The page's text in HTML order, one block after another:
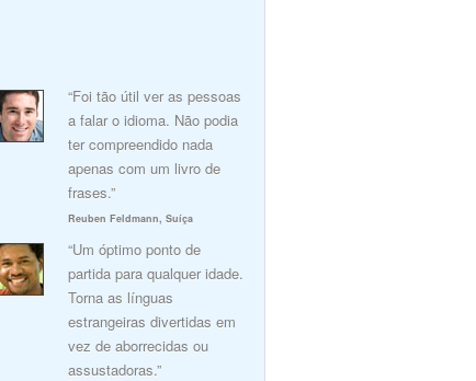
“Foi tão útil ver as pessoas
a falar o idioma. Não podia
ter compreendido nada
apenas com um livro de
frases.”
Reuben Feldmann, Suíça
“Um óptimo ponto de
partida para qualquer idade.
Torna as línguas
estrangeiras divertidas em
vez de aborrecidas ou
assustadoras.”